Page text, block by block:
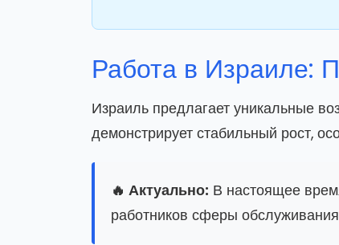
Работа в Израиле:
Израиль предлагает уникальные
демонстрирует стабильный рост,
🔥 Актуально: В настоящее
работников сферы